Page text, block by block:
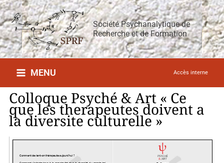
Aller
au
contenu
Société Psychanalytique de
Recherche et de Formation
MENU Accès interne
Colloque Psyché & Art « Ce
que les therapeutes doivent a
la diversite culturelle »